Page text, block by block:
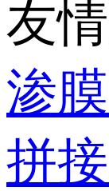
友
渗膜
拼